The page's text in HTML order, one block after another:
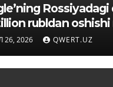
Rossiyadagi
rubldan
2026 QWERT.UZ